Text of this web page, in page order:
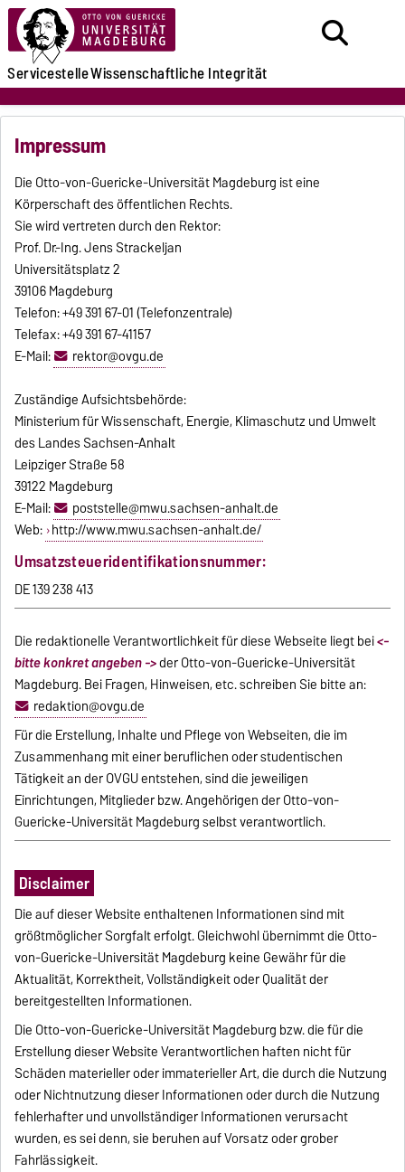
ServicestelleWissenschaftliche Integrität
Impressum
Die Otto-von-Guericke-Universität Magdeburg ist eine
Körperschaft des öffentlichen Rechts.
Sie wird vertreten durch den Rektor:
Prof. Dr.-Ing. Jens Strackeljan
Universitätsplatz 2
39106 Magdeburg
Telefon: +49 391 67-01 (Telefonzentrale)
Telefax: +49 391 67-41157
E-Mail:
rektor@ovgu.de
Zuständige Aufsichtsbehörde:
Ministerium für Wissenschaft, Energie, Klimaschutz und Umwelt
des Landes Sachsen-Anhalt
Leipziger Straße 58
39122 Magdeburg
E-Mail:
poststelle@mwu.sachsen-anhalt.de
Web: http://www.mwu.sachsen-anhalt.de/
Umsatzsteueridentifikationsnummer:
DE 139 238 413
Die redaktionelle Verantwortlichkeit für diese Webseite liegt bei<-
bitte konkret angeben ->der Otto-von-Guericke-Universität
Magdeburg. Bei Fragen, Hinweisen, etc. schreiben Sie bitte an:
redaktion@ovgu.de
Für die Erstellung, Inhalte und Pflege von Webseiten, die im
Zusammenhang mit einer beruflichen oder studentischen
Tätigkeit an der OVGU entstehen, sind die jeweiligen
Einrichtungen, Mitglieder bzw. Angehörigen der Otto-von-
Guericke-Universität Magdeburg selbst verantwortlich.
Disclaimer
Die auf dieser Website enthaltenen Informationen sind mit
größtmöglicher Sorgfalt erfolgt. Gleichwohl übernimmt die Otto-
von-Guericke-Universität Magdeburg keine Gewähr für die
Aktualität, Korrektheit, Vollständigkeit oder Qualität der
bereitgestellten Informationen.
Die Otto-von-Guericke-Universität Magdeburg bzw. die für die
Erstellung dieser Website Verantwortlichen haften nicht für
Schäden materieller oder immaterieller Art, die durch die Nutzung
oder Nichtnutzung dieser Informationen oder durch die Nutzung
fehlerhafter und unvollständiger Informationen verursacht
wurden, es sei denn, sie beruhen auf Vorsatz oder grober
Fahrlässigkeit.